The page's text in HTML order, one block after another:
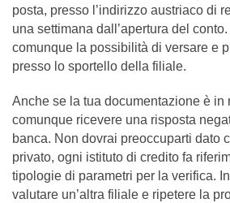
posta, presso l’indirizzo austriaco di
una settimana dall’apertura del
comunque la possibilità di versare e
presso lo sportello della filiale.
Anche se la tua documentazione è in
comunque ricevere una risposta
banca. Non dovrai preoccuparti dato
privato, ogni istituto di credito fa
tipologie di parametri per la verifica.
valutare un’altra filiale e ripetere la